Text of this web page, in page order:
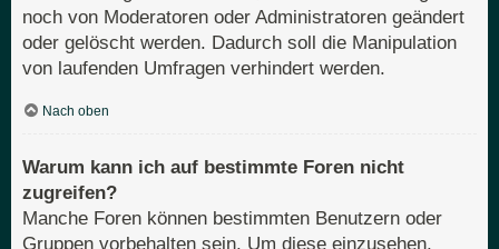
noch von Moderatoren oder Administratoren geändert
oder gelöscht werden. Dadurch soll die Manipulation
von laufenden Umfragen verhindert werden.
Nach oben
Warum kann ich auf bestimmte Foren nicht
zugreifen?
Manche Foren können bestimmten Benutzern oder
Gruppen vorbehalten sein. Um diese einzusehen,